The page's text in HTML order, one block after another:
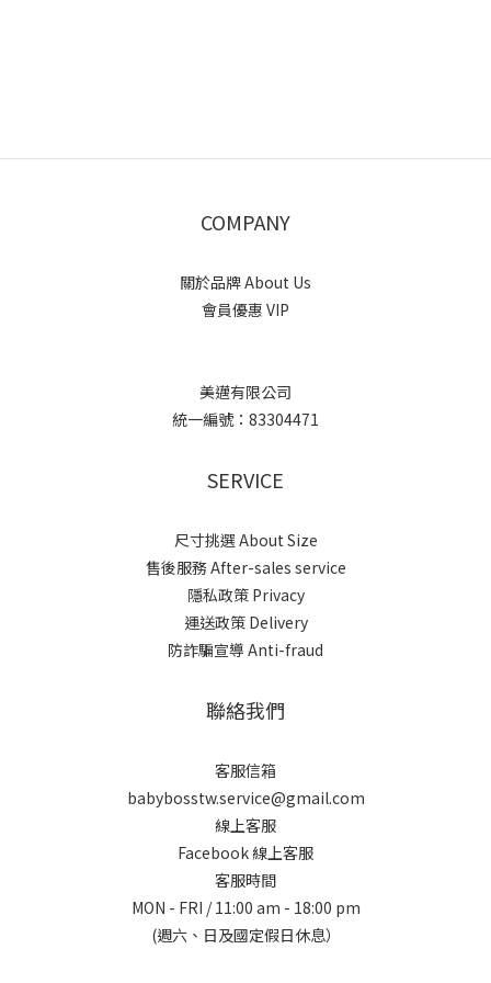
COMPANY
關於品牌 About Us
會員優惠 VIP
美邁有限公司
統一編號：83304471
SERVICE
尺寸挑選 About Size
售後服務 After-sales service
隱私政策 Privacy
運送政策 Delivery
防詐騙宣導 Anti-fraud
聯絡我們
客服信箱
babybosstw.service@gmail.com
線上客服
Facebook 線上客服
客服時間
MON - FRI / 11:00 am - 18:00 pm
(週六、日及國定假日休息）